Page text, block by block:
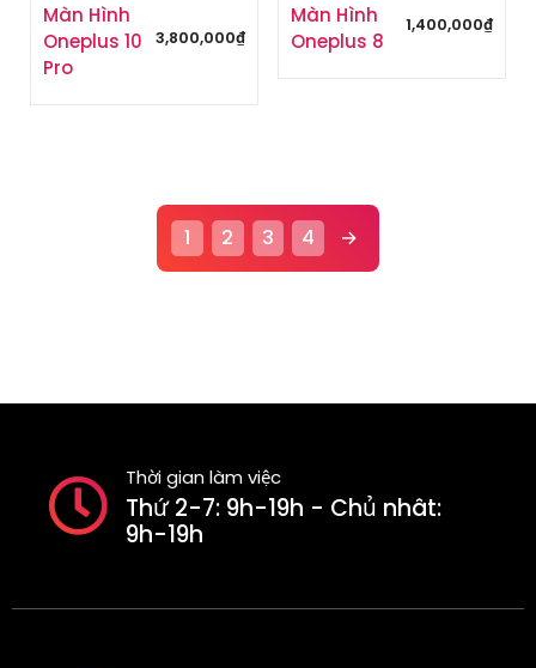
Màn Hình
Oneplus 10
Pro
3,800,000₫
Màn Hình
Oneplus 8
1,400,000₫
1 2 3 4 →
Thời gian làm việc
Thứ 2-7: 9h-19h - Chủ nhât:
9h-19h